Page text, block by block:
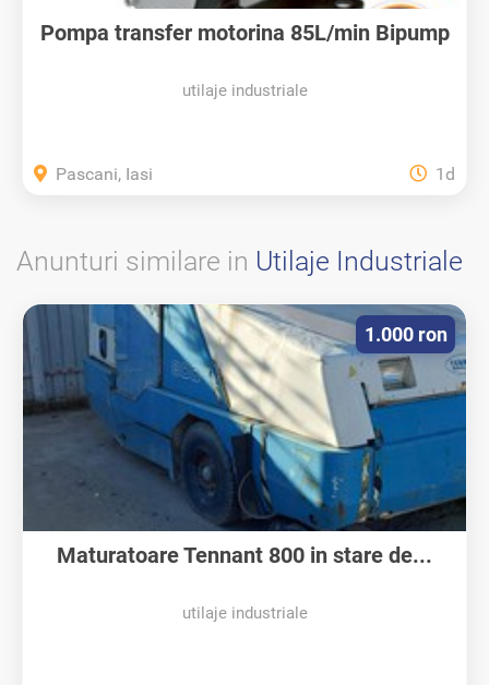
Pompa transfer motorina 85L/min Bipump
utilaje industriale
Pascani, Iasi 1d
Anunturi similare in Utilaje Industriale
Maturatoare Tennant 800 in stare de...
utilaje industriale
1.000 ron